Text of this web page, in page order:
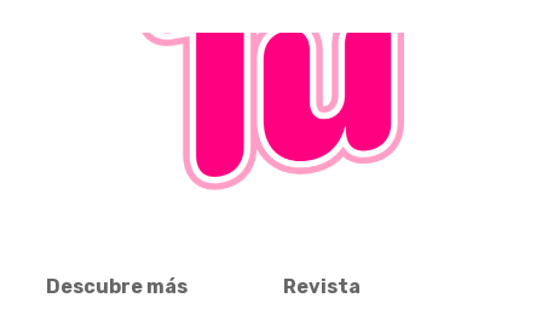
Descubre más
Revista